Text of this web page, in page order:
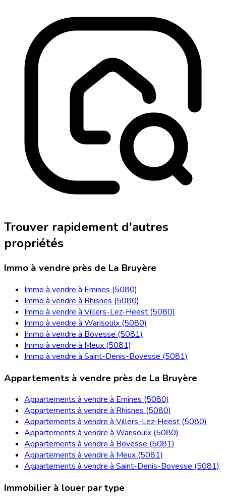
Trouver rapidement d'autres
propriétés
Immo à vendre près de La Bruyère
Immo à vendre à Emines (5080)
Immo à vendre à Rhisnes (5080)
Immo à vendre à Villers-Lez-Heest (5080)
Immo à vendre à Warisoulx (5080)
Immo à vendre à Bovesse (5081)
Immo à vendre à Meux (5081)
Immo à vendre à Saint-Denis-Bovesse (5081)
Appartements à vendre près de La Bruyère
Appartements à vendre à Emines (5080)
Appartements à vendre à Rhisnes (5080)
Appartements à vendre à Villers-Lez-Heest (5080)
Appartements à vendre à Warisoulx (5080)
Appartements à vendre à Bovesse (5081)
Appartements à vendre à Meux (5081)
Appartements à vendre à Saint-Denis-Bovesse (5081)
Immobilier à louer par type